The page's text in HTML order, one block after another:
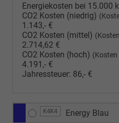
Energiekosten bei 15.000
CO2 Kosten (niedrig)
1.143,- €
CO2 Kosten (mittel)
2.714,62 €
CO2 Kosten (hoch)
4.191,- €
Jahressteuer: 86,- €
K4K4 Energy Blau